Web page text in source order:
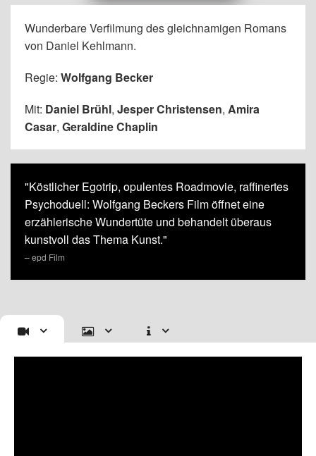
Wunderbare Verfilmung des gleichnamigen Romans
von Daniel Kehlmann.
Regie: Wolfgang Becker
Mit: Daniel Brühl, Jesper Christensen, Amira
Casar, Geraldine Chaplin
"Köstlicher Egotrip, opulentes Roadmovie, raffinertes
Psychoduell: Wolfgang Beckers Film öffnet eine
erzählerische Wundertüte und behandelt überaus
kunstvoll das Thema Kunst."
– epd Film